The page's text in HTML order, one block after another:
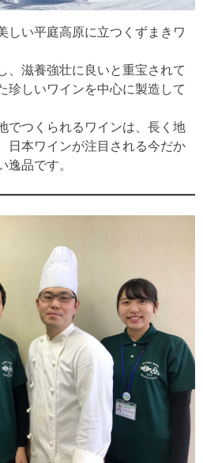
しい平庭高原に立つくずまきワ
、滋養強壮に良いと重宝されて
珍しいワインを中心に製造して
でつくられるワインは、長く地
日本ワインが注目される今だか
逸品です。